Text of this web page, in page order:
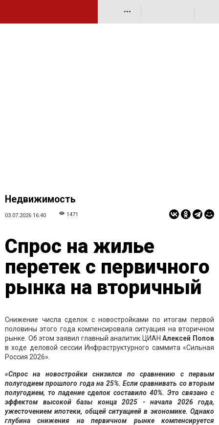
•••
Недвижимость
03.07.2026 16:40 1471
Спрос на жилье
перетек с первичного
рынка на вторичный
Снижение числа сделок с новостройками по итогам первой
половины этого года компенсировала ситуация на вторичном
рынке. Об этом заявил главный аналитик ЦИАН Алексей Попов
в ходе деловой сессии Инфраструктурного саммита «Сильная
Россия 2026».
«Спрос на новостройки снизился по сравнению с первым
полугодием прошлого года на 25%. Если сравнивать со вторым
полугодием, то падение сделок составило 40%. Это связано с
эффектом высокой базы конца 2025 - начала 2026 года,
ужесточением ипотеки, общей ситуацией в экономике. Однако
глубина снижения на первичном рынке компенсируется